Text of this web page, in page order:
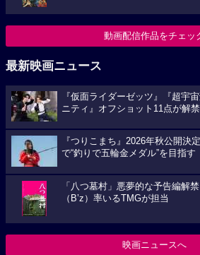
動画配信作品をチェッ
最新映画ニュース
『仮面ライダーゼッツ』『超宇
ニティ』オフショット11点が解禁
『つりこまち』2026年秋公開決
で“釣りで五輪金メダル”を目指す
「八つ墓村」悪夢的な予告編解
（B’z）率いるTMGが担当
映画ニュースへ